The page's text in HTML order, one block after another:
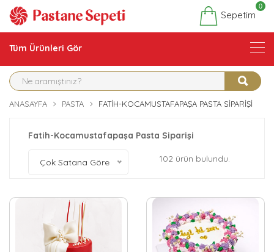
Sepetim
0
Tüm Ürünleri Gör
ANASAYFA PASTA FATIH-KOCAMUSTAFAPAŞA PASTA SIPARIŞI
Fatih-Kocamustafapaşa Pasta Siparişi
Çok Satana Göre 102 ürün bulundu.